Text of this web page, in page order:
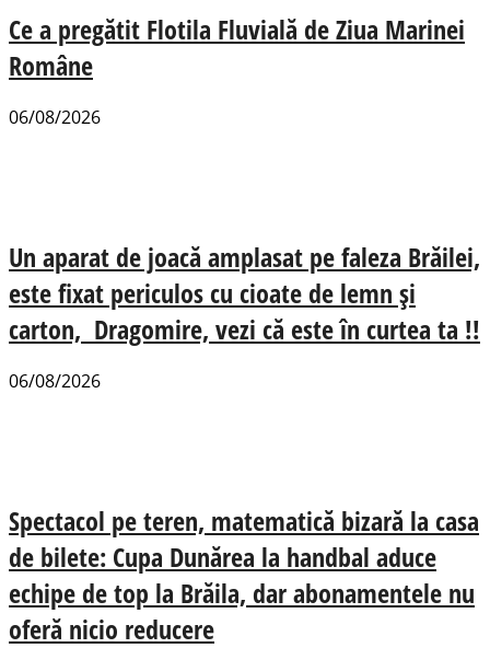
Ce a pregătit Flotila Fluvială de Ziua Marinei
Române
06/08/2026
Un aparat de joacă amplasat pe faleza Brăilei,
este fixat periculos cu cioate de lemn și
carton, Dragomire, vezi că este în curtea ta !!
06/08/2026
Spectacol pe teren, matematică bizară la casa
de bilete: Cupa Dunărea la handbal aduce
echipe de top la Brăila, dar abonamentele nu
oferă nicio reducere